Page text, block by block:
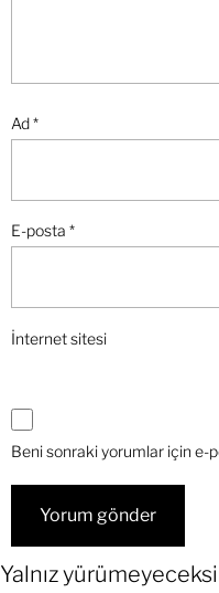
Ad*
E-posta *
İnternet sitesi
Beni sonraki yorumlar için e-
Yalnız